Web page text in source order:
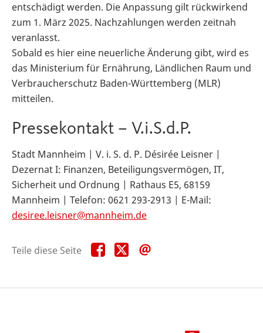
entschädigt werden. Die Anpassung gilt rückwirkend
zum 1. März 2025. Nachzahlungen werden zeitnah
veranlasst.
Sobald es hier eine neuerliche Änderung gibt, wird es
das Ministerium für Ernährung, Ländlichen Raum und
Verbraucherschutz Baden-Württemberg (MLR)
mitteilen.
Pressekontakt – V.i.S.d.P.
Stadt Mannheim | V. i. S. d. P. Désirée Leisner |
Dezernat I: Finanzen, Beteiligungsvermögen, IT,
Sicherheit und Ordnung | Rathaus E5, 68159
Mannheim | Telefon: 0621 293-2913 | E-Mail:
desiree.leisner@mannheim.de
Teile diese Seite Teile
diese
Teile
diese